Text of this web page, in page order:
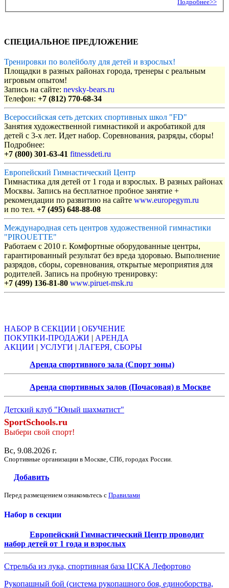
Подробнее>>
СПЕЦИАЛЬНОЕ ПРЕДЛОЖЕНИЕ
Тренировки по волейболу для детей и взрослых!
Площадки в разных районах города, тренеры с реальным
игровым опытом!
Запись на сайте: nevsky-bears.ru
Телефон: +7 (812) 770-68-34
Всероссийская сеть детских спортивных школ "FD"
Занятия художественной гимнастикой и акробатикой для
детей с 3-х лет. Идет набор. Соревнования, разряды, сборы!
Подробнее:
+7 (800) 301-63-41 fitnessdeti.ru
Европейский Гимнастический Центр
Гимнастика для детей от 1 года и взрослых. В разных районах
Москвы. Запись на бесплатное пробное занятие +
рекомендации по развитию на сайте www.europegym.ru
и по тел. +7 (495) 648-88-08
Международная сеть центров художественной гимнастики
"PIROUETTE"
Работаем с 2010 г. Комфортные оборудованные центры,
гарантированный результат без вреда здоровью. Выполнение
разрядов, сборы, соревнования, открытые мероприятия для
родителей. Запись на пробную тренировку:
+7 (499) 136-81-80 www.piruet-msk.ru
НАБОР В СЕКЦИИ | ОБУЧЕНИЕ
ПОКУПКИ-ПРОДАЖИ | АРЕНДА
АКЦИИ | УСЛУГИ | ЛАГЕРЯ, СБОРЫ
Аренда спортивного зала (Спорт зоны)
Аренда спортивных залов (Почасовая) в Москве
Детский клуб "Юный шахматист"
SportSchools.ru
Выбери свой спорт!
Вс, 9.08.2026 г.
Спортивные организации в Москве, СПб, городах России.
Добавить
Перед размещением ознакомьтесь с Правилами
Набор в секции
Европейский Гимнастический Центр проводит
набор детей от 1 года и взрослых
Стрельба из лука, спортивная база ЦСКА Лефортово
Рукопашный бой (система рукопашного боя, единоборства,